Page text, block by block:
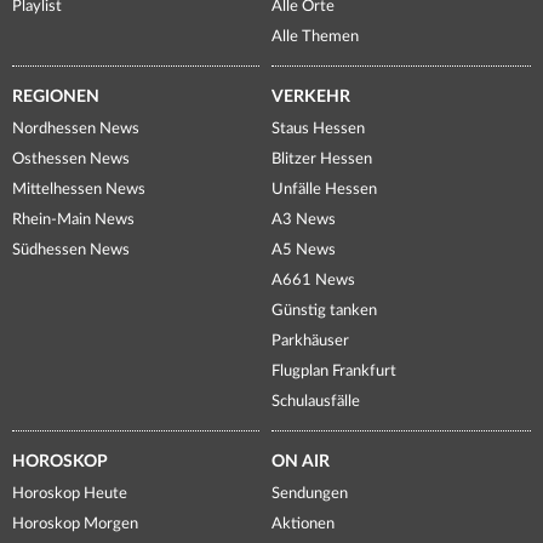
Playlist
Alle Orte
Alle Themen
REGIONEN
Nordhessen News
Osthessen News
Mittelhessen News
Rhein-Main News
Südhessen News
VERKEHR
Staus Hessen
Blitzer Hessen
Unfälle Hessen
A3 News
A5 News
A661 News
Günstig tanken
Parkhäuser
Flugplan Frankfurt
Schulausfälle
HOROSKOP
Horoskop Heute
Horoskop Morgen
ON AIR
Sendungen
Aktionen